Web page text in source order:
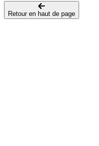
Retour en haut de page